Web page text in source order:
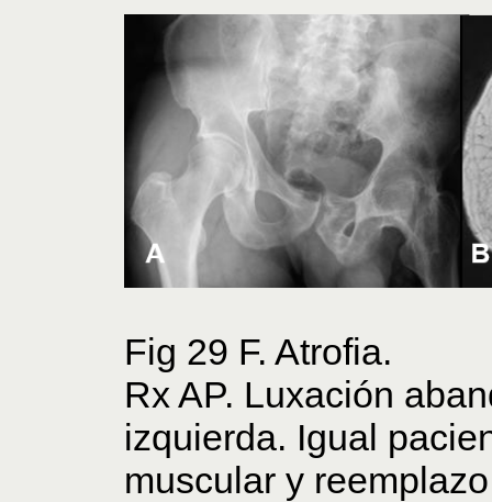
Fig 29 F. Atrofia.
Rx AP. Luxación
izquierda. Igual
muscular y